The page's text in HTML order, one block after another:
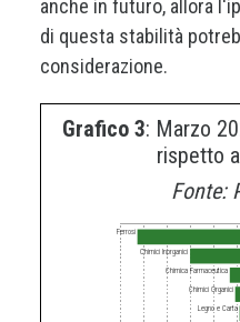
anche in futuro, allora
di questa stabilità
considerazione.
Grafico 3: Marzo
rispetto
Fonte:
Ferrosi
Chimici Inorganici
Chimica Farmaceutica
Chimici Organici
Legno e Carta